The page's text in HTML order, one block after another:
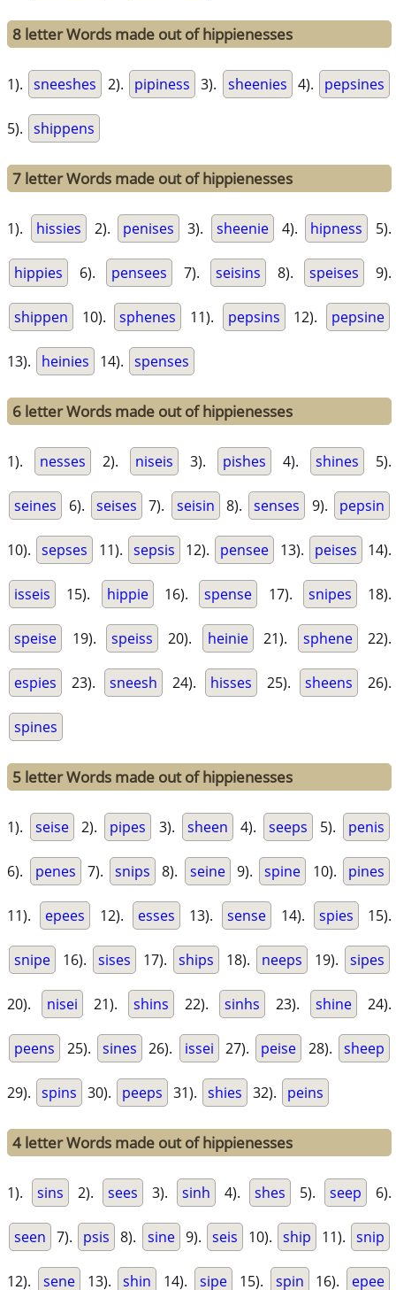
8 letter Words made out of hippienesses
1). sneeshes 2). pipiness 3). sheenies 4). pepsines
5). shippens
7 letter Words made out of hippienesses
1). hissies 2). penises 3). sheenie 4). hipness 5).
hippies 6). pensees 7). seisins 8). speises 9).
shippen 10). sphenes 11). pepsins 12). pepsine
13). heinies 14). spenses
6 letter Words made out of hippienesses
1). nesses 2). niseis 3). pishes 4). shines 5).
seines 6). seises 7). seisin 8). senses 9). pepsin
10). sepses 11). sepsis 12). pensee 13). peises 14).
isseis 15). hippie 16). spense 17). snipes 18).
speise 19). speiss 20). heinie 21). sphene 22).
espies 23). sneesh 24). hisses 25). sheens 26).
spines
5 letter Words made out of hippienesses
1). seise 2). pipes 3). sheen 4). seeps 5). penis
6). penes 7). snips 8). seine 9). spine 10). pines
11). epees 12). esses 13). sense 14). spies 15).
snipe 16). sises 17). ships 18). neeps 19). sipes
20). nisei 21). shins 22). sinhs 23). shine 24).
peens 25). sines 26). issei 27). peise 28). sheep
29). spins 30). peeps 31). shies 32). peins
4 letter Words made out of hippienesses
1). sins 2). sees 3). sinh 4). shes 5). seep 6).
seen 7). psis 8). sine 9). seis 10). ship 11). snip
12). sene 13). shin 14). sipe 15). spin 16). epee